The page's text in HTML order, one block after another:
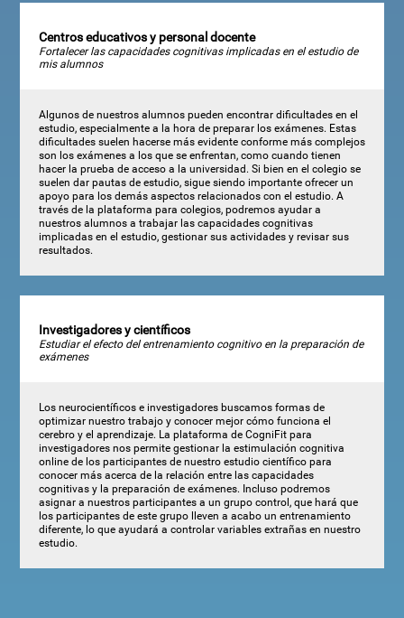
Centros educativos y personal docente
Fortalecer las capacidades cognitivas implicadas en el estudio de
mis alumnos
Algunos de nuestros alumnos pueden encontrar dificultades en el
estudio, especialmente a la hora de preparar los exámenes. Estas
dificultades suelen hacerse más evidente conforme más complejos
son los exámenes a los que se enfrentan, como cuando tienen
hacer la prueba de acceso a la universidad. Si bien en el colegio se
suelen dar pautas de estudio, sigue siendo importante ofrecer un
apoyo para los demás aspectos relacionados con el estudio. A
través de la plataforma para colegios, podremos ayudar a
nuestros alumnos a trabajar las capacidades cognitivas
implicadas en el estudio, gestionar sus actividades y revisar sus
resultados.
Investigadores y científicos
Estudiar el efecto del entrenamiento cognitivo en la preparación de
exámenes
Los neurocientíficos e investigadores buscamos formas de
optimizar nuestro trabajo y conocer mejor cómo funciona el
cerebro y el aprendizaje. La plataforma de CogniFit para
investigadores nos permite gestionar la estimulación cognitiva
online de los participantes de nuestro estudio científico para
conocer más acerca de la relación entre las capacidades
cognitivas y la preparación de exámenes. Incluso podremos
asignar a nuestros participantes a un grupo control, que hará que
los participantes de este grupo lleven a acabo un entrenamiento
diferente, lo que ayudará a controlar variables extrañas en nuestro
estudio.